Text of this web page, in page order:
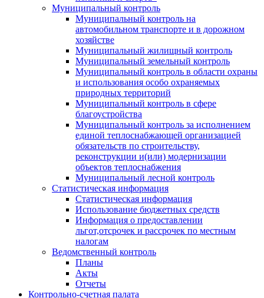
Муниципальный контроль
Муниципальный контроль на
автомобильном транспорте и в дорожном
хозяйстве
Муниципальный жилищный контроль
Муниципальный земельный контроль
Муниципальный контроль в области охраны
и использования особо охраняемых
природных территорий
Муниципальный контроль в сфере
благоустройства
Муниципальный контроль за исполнением
единой теплоснабжающей организацией
обязательств по строительству,
реконструкции и(или) модернизации
объектов теплоснабжения
Муниципальный лесной контроль
Статистическая информация
Статистическая информация
Использование бюджетных средств
Информация о предоставлении
льгот,отсрочек и рассрочек по местным
налогам
Ведомственный контроль
Планы
Акты
Отчеты
Контрольно-счетная палата